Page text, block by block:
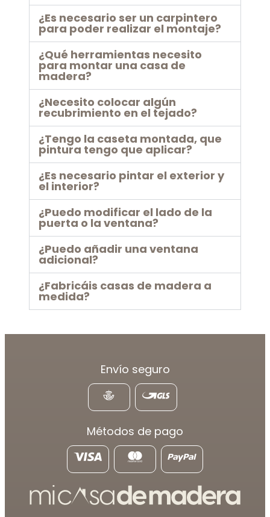
¿Es necesario ser un carpintero
para poder realizar el montaje?
¿Qué herramientas necesito
para montar una casa de
madera?
¿Necesito colocar algún
recubrimiento en el tejado?
¿Tengo la caseta montada, que
pintura tengo que aplicar?
¿Es necesario pintar el exterior y
el interior?
¿Puedo modificar el lado de la
puerta o la ventana?
¿Puedo añadir una ventana
adicional?
¿Fabricáis casas de madera a
medida?
Envío seguro
Métodos de pago